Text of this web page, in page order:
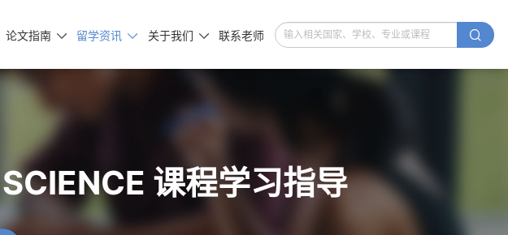
论文指南  留学资讯  关于我们  联系老师 
课程学习指导